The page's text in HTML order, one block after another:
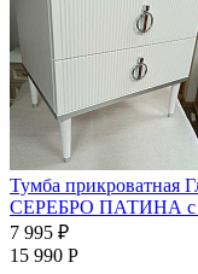
Тумба
СЕРЕБРО ПАТИНА с
7 995 ₽
15 990 Р